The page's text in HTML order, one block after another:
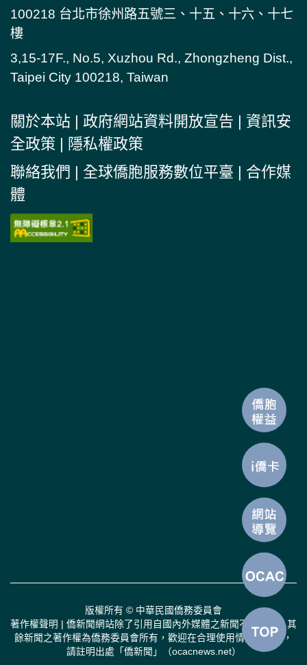
100218 台北市徐州路五號三、十五、十六、十七
樓
3,15-17F., No.5, Xuzhou Rd., Zhongzheng Dist.,
Taipei City 100218, Taiwan
關於本站 政府網站資料開放宣告
資訊安
全政策
隱私權政策
聯絡我們
全球僑胞服務數位平臺
合作媒
體
版權所有 © 中華民國僑務委員會
著作權聲明 | 僑新聞網站除了引用自國內外媒體之新聞不得轉載，其
餘新聞之著作權為僑務委員會所有，歡迎在合理使用情況下轉載，
請註明出處「僑新聞」（ocacnews.net）